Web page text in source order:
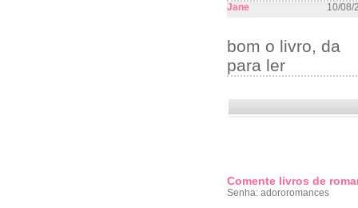
Jane 10/08/
bom o livro, da
para ler
Comente livros de
Senha: adororomances